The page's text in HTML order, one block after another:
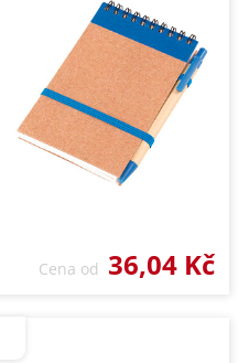
Cena od 36,04 Kč